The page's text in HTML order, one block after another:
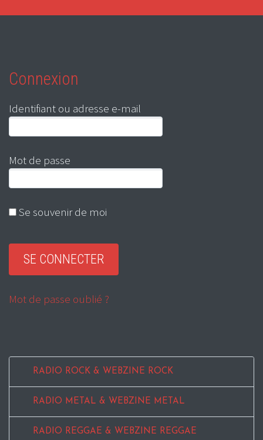
Connexion
Identifiant ou adresse e-mail
Mot de passe
Se souvenir de moi
Mot de passe oublié ?
RADIO ROCK & WEBZINE ROCK
RADIO METAL & WEBZINE METAL
RADIO REGGAE & WEBZINE REGGAE